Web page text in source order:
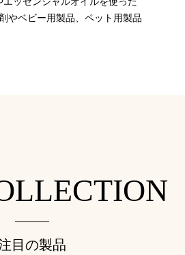
エッセンシャルオイルを使った
やベビー用製品、ペット用製品
目の製品